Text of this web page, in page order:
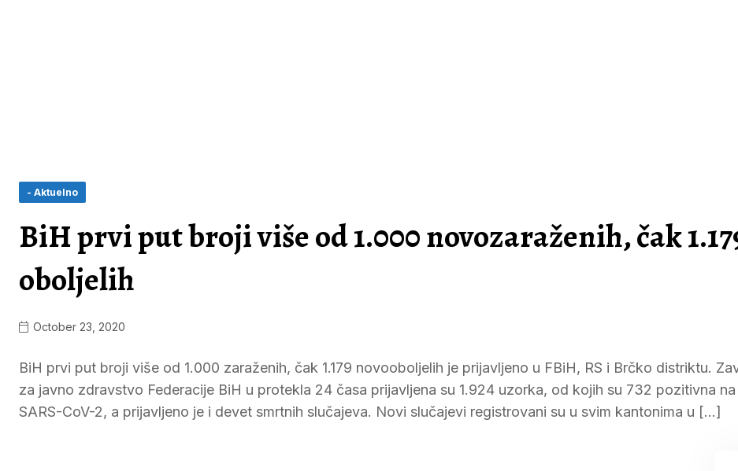
- Aktuelno
BiH prvi put broji više od 1.000 novozaraženih, čak
oboljelih
October 23, 2020
BiH prvi put broji više od 1.000 zaraženih, čak 1.179 novooboljelih je prijavljeno u FBiH, RS i Brčko distriktu.
za javno zdravstvo Federacije BiH u protekla 24 časa prijavljena su 1.924 uzorka, od kojih su 732 pozitivna na
SARS-CoV-2, a prijavljeno je i devet smrtnih slučajeva. Novi slučajevi registrovani su u svim kantonima u […]